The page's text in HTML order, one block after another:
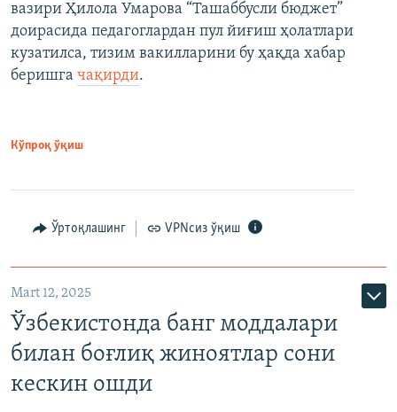
вазири Ҳилола Умарова “Ташаббусли бюджет”
доирасида педагоглардан пул йиғиш ҳолатлари
кузатилса, тизим вакилларини бу ҳақда хабар
беришга чақирди.
Кўпроқ ўқиш
Ўртоқлашинг VPNсиз ўқиш
Mart 12, 2025
Ўзбекистонда банг моддалари
билан боғлиқ жиноятлар сони
кескин ошди